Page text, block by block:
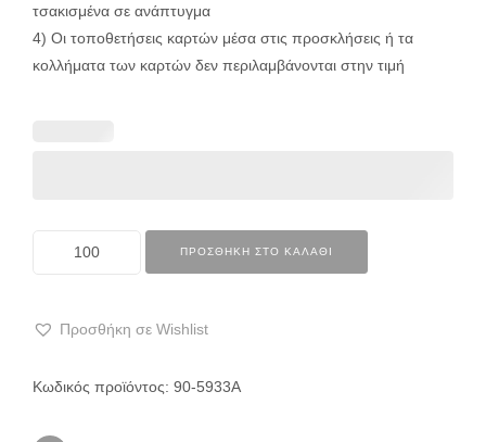
τσακισμένα σε ανάπτυγμα
4) Οι τοποθετήσεις καρτών μέσα στις προσκλήσεις ή τα
κολλήματα των καρτών δεν περιλαμβάνονται στην τιμή
ΠΡΟΣΘΉΚΗ ΣΤΟ ΚΑΛΆΘΙ
Προσθήκη σε Wishlist
Κωδικός προϊόντος: 90-5933Α